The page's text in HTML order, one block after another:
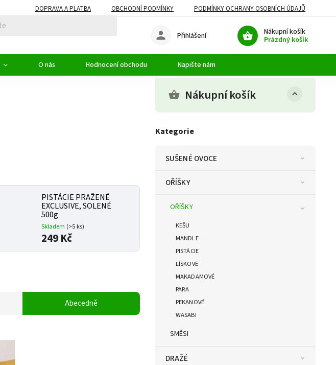
DOPRAVA A PLATBA OBCHODNÍ PODMÍNKY PODMÍNKY OCHRANY OSOBNÍCH ÚDAJŮ
Nákupní košík
Prázdný košík
Přihlášení
O nás Hodnocení obchodu Napište nám
Nákupní košík
Kategorie
SUŠENÉ OVOCE
OŘÍŠKY
OŘÍŠKY
KEŠU
MANDLE
PISTÁCIE
LÍSKOVÉ
MAKADAMOVÉ
PARA
PEKANOVÉ
WASABI
SMĚSI
DRAŽÉ
PISTÁCIE PRAŽENÉ
EXCLUSIVE, SOLENÉ
500g
Skladem (>5 ks)
249 Kč
Abecedně